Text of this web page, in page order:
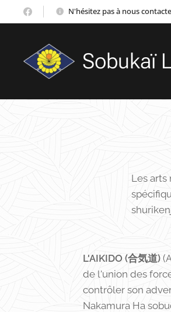
N'hésitez pas à nous
Sobukaï
Les arts
L'AIKIDO (合気道)
de l'union des
contrôler son
Nakamura Ha